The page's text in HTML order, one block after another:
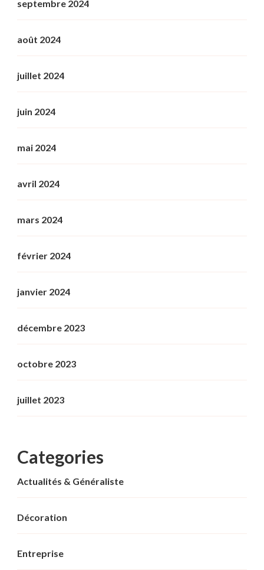
septembre 2024
août 2024
juillet 2024
juin 2024
mai 2024
avril 2024
mars 2024
février 2024
janvier 2024
décembre 2023
octobre 2023
juillet 2023
Categories
Actualités & Généraliste
Décoration
Entreprise